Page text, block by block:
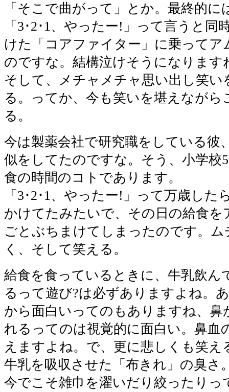
「そこで曲がって」とか。最終的に
「3･2･1、やったー!」って言うと同
けた「コアファイター」に乗ってア
のですな。結構泣けそうになります
そして、メチャメチャ思い出し笑い
る。ってか、今も笑いを堪えながら
る。
今は製薬会社で研究職をしている彼
似をしてたのですな。そう、小学校
食の時間のコトであります。
「3･2･1、やったー!」って万歳した
かけてたみたいで、その日の給食を
ごとぶちまけてしまったのです。
く、そして笑える。
給食を食っているときに、牛乳飲ん
るって遊び?は必ずありますよね。
から面白いってのもありますね、鼻
れるってのは視覚的に面白い。鼻血
えますよね。で、更に悲しくも笑え
牛乳を吸収させた「布きれ」の臭さ
今でこそ雑巾を濯いだり絞ったりっ